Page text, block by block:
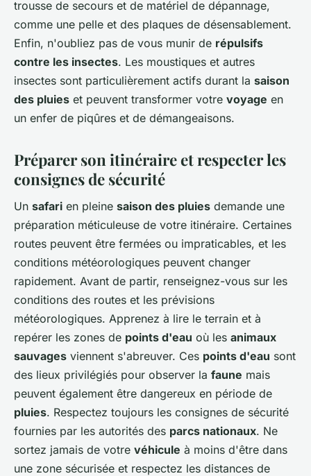
trousse de secours et de matériel de dépannage,
comme une pelle et des plaques de désensablement.
Enfin, n'oubliez pas de vous munir de répulsifs
contre les insectes. Les moustiques et autres
insectes sont particulièrement actifs durant la saison
des pluies et peuvent transformer votre voyage en
un enfer de piqûres et de démangeaisons.
Préparer son itinéraire et respecter les
consignes de sécurité
Un safari en pleine saison des pluies demande une
préparation méticuleuse de votre itinéraire. Certaines
routes peuvent être fermées ou impraticables, et les
conditions météorologiques peuvent changer
rapidement. Avant de partir, renseignez-vous sur les
conditions des routes et les prévisions
météorologiques. Apprenez à lire le terrain et à
repérer les zones de points d'eau où les animaux
sauvages viennent s'abreuver. Ces points d'eau sont
des lieux privilégiés pour observer la faune mais
peuvent également être dangereux en période de
pluies. Respectez toujours les consignes de sécurité
fournies par les autorités des parcs nationaux. Ne
sortez jamais de votre véhicule à moins d'être dans
une zone sécurisée et respectez les distances de